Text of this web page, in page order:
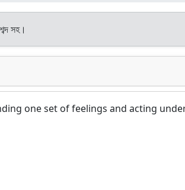
সহ।
one set of feelings and acting